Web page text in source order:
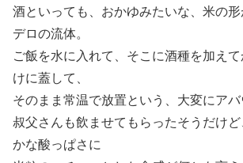
酒といっても、おかゆみたいな、米の
デロの流体。
ご飯を水に入れて、そこに酒種を加え
けに蓋して、
そのまま常温で放置という、大変にアバ
叔父さんも飲ませてもらったそうだけ
かな酸っぱさに